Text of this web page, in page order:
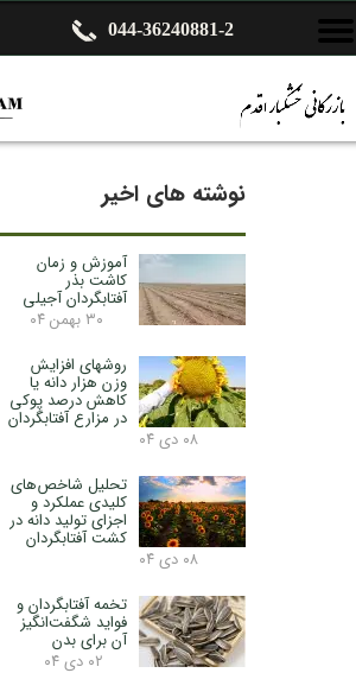
044-36240881-2
نوشته های اخیر
آموزش و زمان
کاشت بذر
آفتابگردان آجیلی
۳۰ بهمن ۰۴
روشهای افزایش
وزن هزار دانه یا
کاهش درصد پوکی
در مزارع آفتابگردان
۰۸ دی ۰۴
تحلیل شاخص‌های
کلیدی عملکرد و
اجزای تولید دانه در
کشت آفتابگردان
۰۸ دی ۰۴
تخمه آفتابگردان و
فواید شگفت‌انگیز
آن برای بدن
۰۲ دی ۰۴